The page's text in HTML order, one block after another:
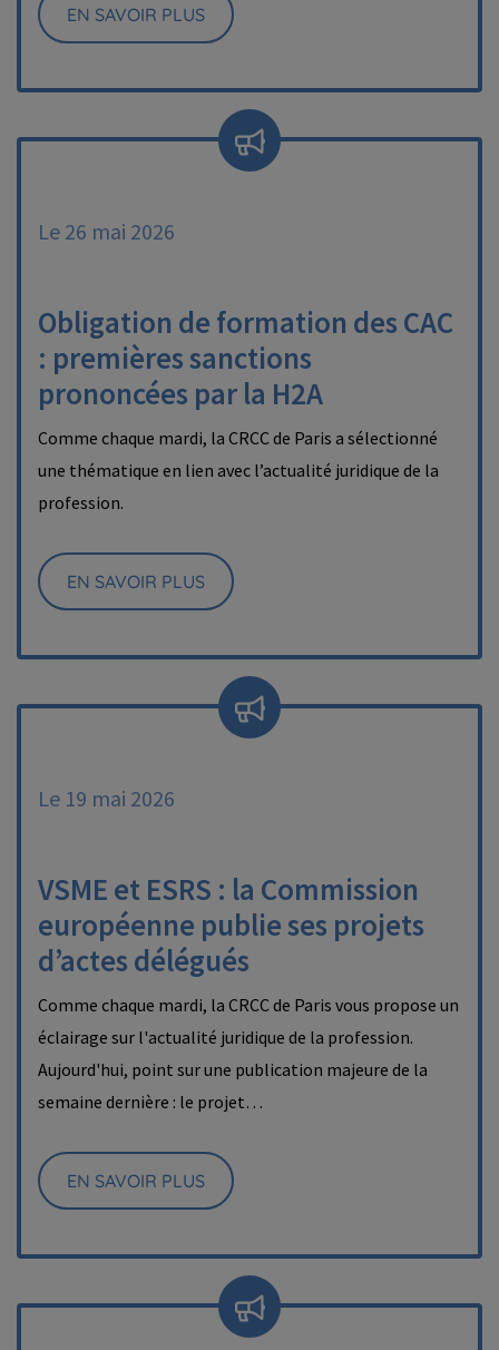
EN SAVOIR PLUS
Le 26 mai 2026
Obligation de formation des CAC
: premières sanctions
prononcées par la H2A
Comme chaque mardi, la CRCC de Paris a sélectionné
une thématique en lien avec l’actualité juridique de la
profession.
EN SAVOIR PLUS
Le 19 mai 2026
VSME et ESRS : la Commission
européenne publie ses projets
d’actes délégués
Comme chaque mardi, la CRCC de Paris vous propose un
éclairage sur l'actualité juridique de la profession.
Aujourd'hui, point sur une publication majeure de la
semaine dernière : le projet…
EN SAVOIR PLUS